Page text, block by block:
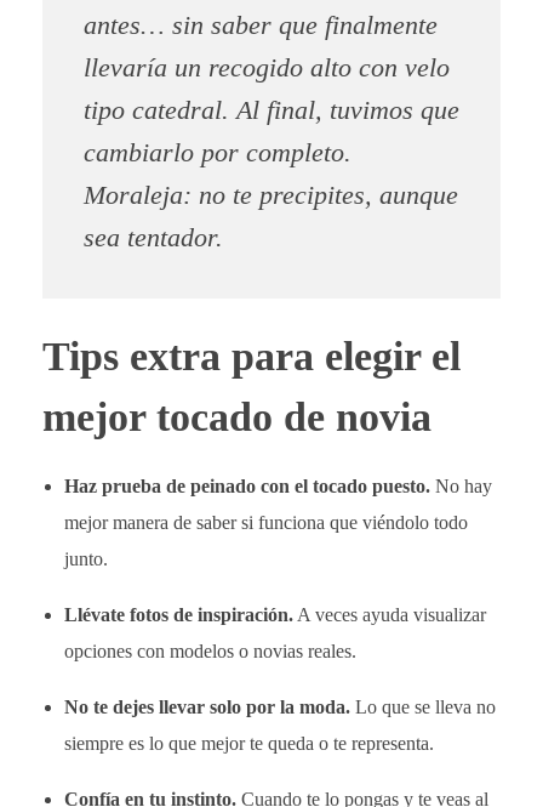
antes… sin saber que finalmente
llevaría un recogido alto con velo
tipo catedral. Al final, tuvimos que
cambiarlo por completo.
Moraleja: no te precipites, aunque
sea tentador.
Tips extra para elegir el
mejor tocado de novia
Haz prueba de peinado con el tocado puesto.No hay
mejor manera de saber si funciona que viéndolo todo
junto.
Llévate fotos de inspiración.A veces ayuda visualizar
opciones con modelos o novias reales.
No te dejes llevar solo por la moda.Lo que se lleva no
siempre es lo que mejor te queda o te representa.
Confía en tu instinto.Cuando te lo pongas y te veas al